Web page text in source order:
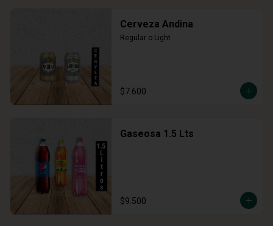
Cerveza Andina
Regular o Light
$7.600
Gaseosa 1.5 Lts
$9.500